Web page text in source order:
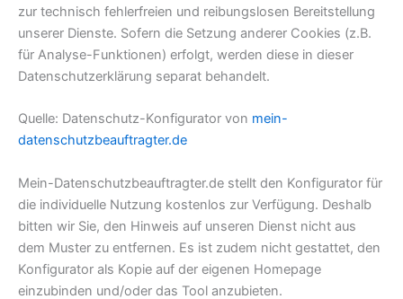
zur technisch fehlerfreien und reibungslosen Bereitstellung
unserer Dienste. Sofern die Setzung anderer Cookies (z.B.
für Analyse-Funktionen) erfolgt, werden diese in dieser
Datenschutzerklärung separat behandelt.
Quelle: Datenschutz-Konfigurator von mein-
datenschutzbeauftragter.de
Mein-Datenschutzbeauftragter.de stellt den Konfigurator für
die individuelle Nutzung kostenlos zur Verfügung. Deshalb
bitten wir Sie, den Hinweis auf unseren Dienst nicht aus
dem Muster zu entfernen. Es ist zudem nicht gestattet, den
Konfigurator als Kopie auf der eigenen Homepage
einzubinden und/oder das Tool anzubieten.